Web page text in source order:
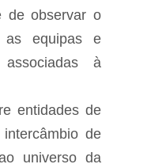
de observar o
as equipas e
associadas à
entidades de
de
universo da